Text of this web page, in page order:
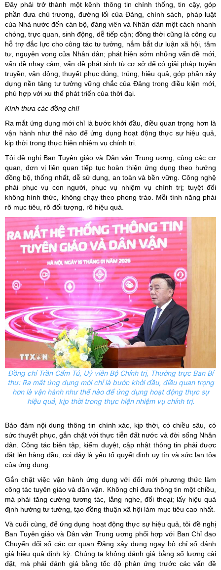
Đây phải trở thành một kênh thông tin chính thống, tin cậy, góp
phần đưa chủ trương, đường lối của Đảng, chính sách, pháp luật
của Nhà nước đến cán bộ, đảng viên và Nhân dân một cách nhanh
chóng, trực quan, sinh động, dễ tiếp cận; đồng thời cũng là công cụ
hỗ trợ đắc lực cho công tác tư tưởng, nắm bắt dư luận xã hội, tâm
tư, nguyện vọng của Nhân dân; phát hiện sớm những vấn đề mới,
vấn đề nhạy cảm, vấn đề phát sinh từ cơ sở để có giải pháp tuyên
truyền, vận động, thuyết phục đúng, trúng, hiệu quả, góp phần xây
dựng nền tảng tư tưởng vững chắc của Đảng trong điều kiện mới,
phù hợp với xu thế phát triển của thời đại.
Kính thưa các đồng chí!
Ra mắt ứng dụng mới chỉ là bước khởi đầu, điều quan trọng hơn là
vận hành như thế nào để ứng dụng hoạt động thực sự hiệu quả,
kịp thời trong thực hiện nhiệm vụ chính trị.
Tôi đề nghị Ban Tuyên giáo và Dân vận Trung ương, cùng các cơ
quan, đơn vị liên quan tiếp tục hoàn thiện ứng dụng theo hướng
đồng bộ, thống nhất, dễ sử dụng, an toàn và bền vững. Công nghệ
phải phục vụ con người, phục vụ nhiệm vụ chính trị; tuyệt đối
không hình thức, không chạy theo phong trào. Mỗi tính năng phải
rõ mục tiêu, rõ đối tượng, rõ hiệu quả.
Đồng chí Trần Cẩm Tú, Uỷ viên Bộ Chính trị, Thường trực Ban Bí
thư: Ra mắt ứng dụng mới chỉ là bước khởi đầu, điều quan trọng
hơn là vận hành như thế nào để ứng dụng hoạt động thực sự
hiệu quả, kịp thời trong thực hiện nhiệm vụ chính trị.
Bảo đảm nội dung thông tin chính xác, kịp thời, có chiều sâu, có
sức thuyết phục, gắn chặt với thực tiễn đất nước và đời sống Nhân
dân. Công tác biên tập, kiểm duyệt, cập nhật thông tin phải được
đặt lên hàng đầu, coi đây là yếu tố quyết định uy tín và sức lan tỏa
của ứng dụng.
Gắn chặt việc vận hành ứng dụng với đổi mới phương thức làm
công tác tuyên giáo và dân vận. Không chỉ đưa thông tin một chiều,
mà phải tăng cường tương tác, lắng nghe, đối thoại; lấy hiệu quả
định hướng tư tưởng, tạo đồng thuận xã hội làm mục tiêu cao nhất.
Và cuối cùng, để ứng dụng hoạt động thực sự hiệu quả, tôi đề nghị
Ban Tuyên giáo và Dân vận Trung ương phối hợp với Ban Chỉ đạo
Chuyển đổi số các cơ quan Đảng xây dựng ngay bộ chỉ số đánh
giá hiệu quả định kỳ. Chúng ta không đánh giá bằng số lượng cài
đặt, mà phải đánh giá bằng tốc độ phản ứng trước các vấn đề